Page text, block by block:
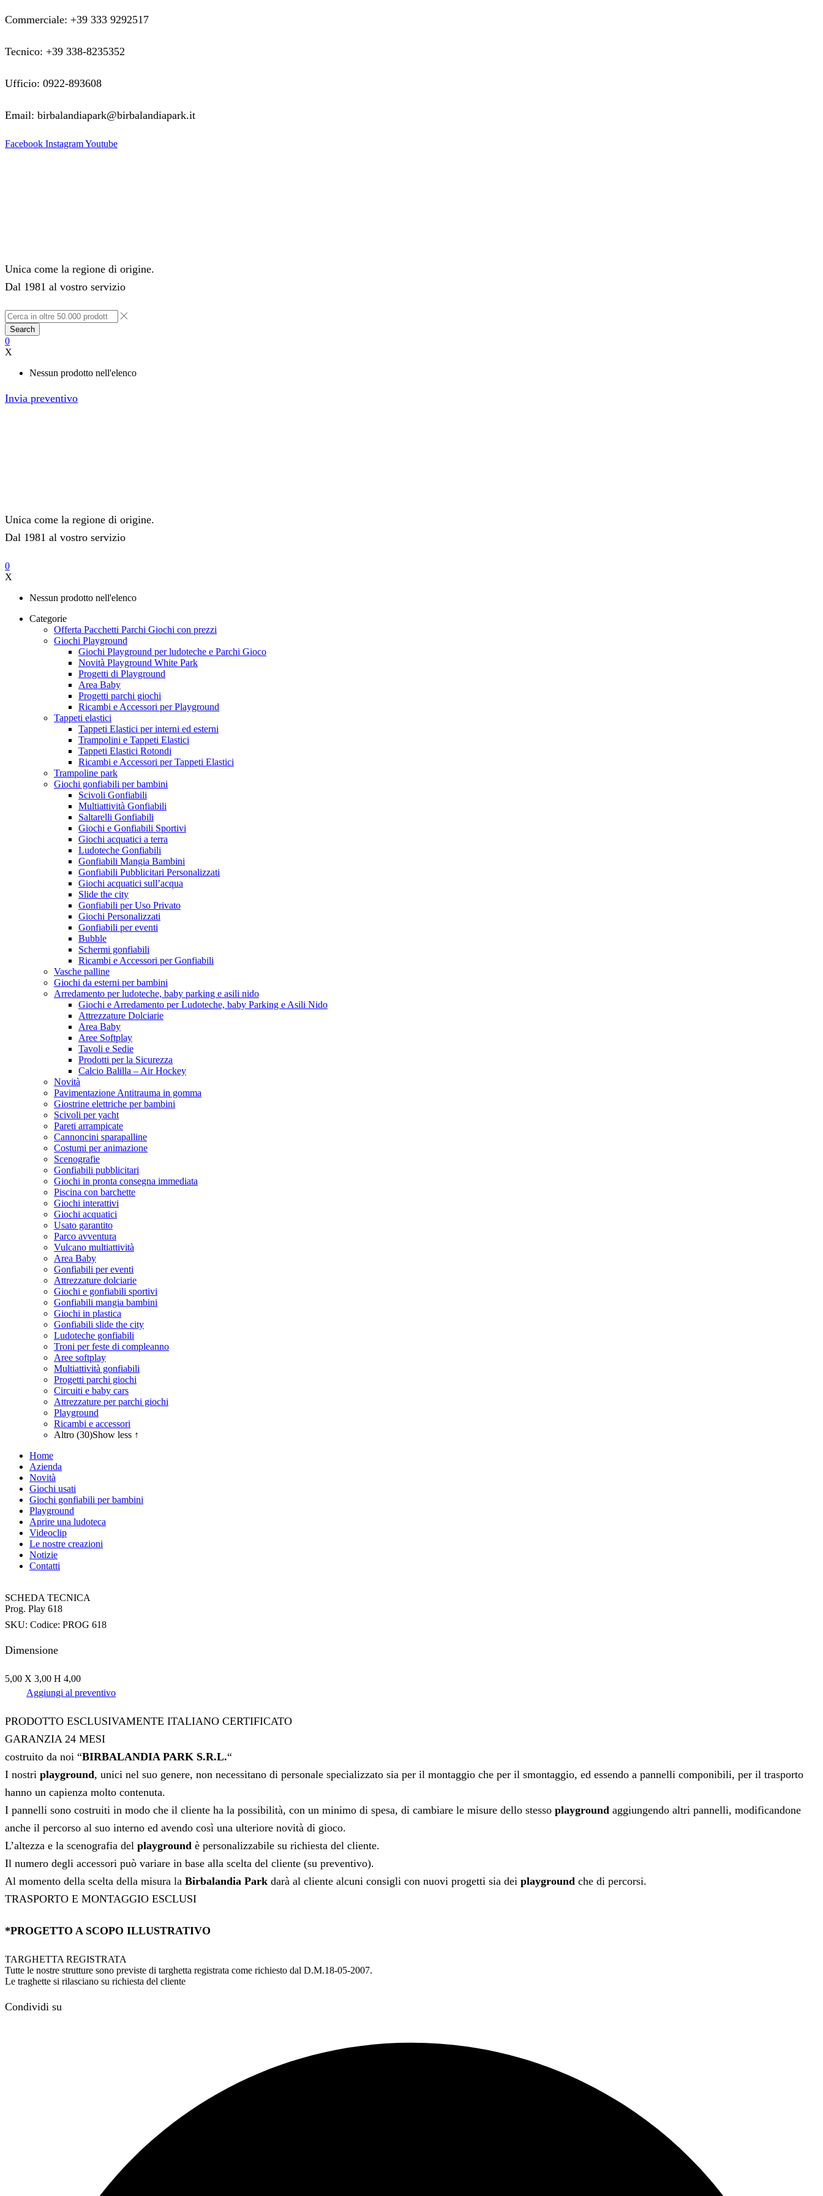
Commerciale: +39 333 9292517
Tecnico: +39 338-8235352
Ufficio: 0922-893608
Email: birbalandiapark@birbalandiapark.it
Facebook InstagramYoutube
Unica come la regione di origine.
Dal 1981 al vostro servizio
Search
0
X
Nessun prodotto nell'elenco
Invia preventivo
Unica come la regione di origine.
Dal 1981 al vostro servizio
0
X
Nessun prodotto nell'elenco
Categorie
Offerta Pacchetti Parchi Giochi con prezzi
Giochi Playground
Giochi Playground per ludoteche e Parchi Gioco
Novità Playground White Park
Progetti di Playground
Area Baby
Progetti parchi giochi
Ricambi e Accessori per Playground
Tappeti elastici
Tappeti Elastici per interni ed esterni
Trampolini e Tappeti Elastici
Tappeti Elastici Rotondi
Ricambi e Accessori per Tappeti Elastici
Trampoline park
Giochi gonfiabili per bambini
Scivoli Gonfiabili
Multiattività Gonfiabili
Saltarelli Gonfiabili
Giochi e Gonfiabili Sportivi
Giochi acquatici a terra
Ludoteche Gonfiabili
Gonfiabili Mangia Bambini
Gonfiabili Pubblicitari Personalizzati
Giochi acquatici sull’acqua
Slide the city
Gonfiabili per Uso Privato
Giochi Personalizzati
Gonfiabili per eventi
Bubble
Schermi gonfiabili
Ricambi e Accessori per Gonfiabili
Vasche palline
Giochi da esterni per bambini
Arredamento per ludoteche, baby parking e asili nido
Giochi e Arredamento per Ludoteche, baby Parking e Asili Nido
Attrezzature Dolciarie
Area Baby
Aree Softplay
Tavoli e Sedie
Prodotti per la Sicurezza
Calcio Balilla – Air Hockey
Novità
Pavimentazione Antitrauma in gomma
Giostrine elettriche per bambini
Scivoli per yacht
Pareti arrampicate
Cannoncini sparapalline
Costumi per animazione
Scenografie
Gonfiabili pubblicitari
Giochi in pronta consegna immediata
Piscina con barchette
Giochi interattivi
Giochi acquatici
Usato garantito
Parco avventura
Vulcano multiattività
Area Baby
Gonfiabili per eventi
Attrezzature dolciarie
Giochi e gonfiabili sportivi
Gonfiabili mangia bambini
Giochi in plastica
Gonfiabili slide the city
Ludoteche gonfiabili
Troni per feste di compleanno
Aree softplay
Multiattività gonfiabili
Progetti parchi giochi
Circuiti e baby cars
Attrezzature per parchi giochi
Playground
Ricambi e accessori
Altro (30)Show less ↑
Home
Azienda
Novità
Giochi usati
Giochi gonfiabili per bambini
Playground
Aprire una ludoteca
Videoclip
Le nostre creazioni
Notizie
Contatti
SCHEDA TECNICA
Prog. Play 618
SKU: Codice: PROG 618
Dimensione
5,00 X 3,00 H 4,00
Aggiungi al preventivo
PRODOTTO ESCLUSIVAMENTE ITALIANO CERTIFICATO
GARANZIA 24 MESI
costruito da noi “BIRBALANDIA PARK S.R.L.“
I nostri playground, unici nel suo genere, non necessitano di personale specializzato sia per il montaggio che per il smontaggio, ed essendo a pannelli componibili, per il trasporto
hanno un capienza molto contenuta.
I pannelli sono costruiti in modo che il cliente ha la possibilità, con un minimo di spesa, di cambiare le misure dello stesso playground aggiungendo altri pannelli, modificandone
anche il percorso al suo interno ed avendo così una ulteriore novità di gioco.
L’altezza e la scenografia del playground è personalizzabile su richiesta del cliente.
Il numero degli accessori può variare in base alla scelta del cliente (su preventivo).
Al momento della scelta della misura la Birbalandia Park darà al cliente alcuni consigli con nuovi progetti sia dei playground che di percorsi.
TRASPORTO E MONTAGGIO ESCLUSI
*PROGETTO A SCOPO ILLUSTRATIVO
TARGHETTA REGISTRATA
Tutte le nostre strutture sono previste di targhetta registrata come richiesto dal D.M.18-05-2007.
Le traghette si rilasciano su richiesta del cliente
Condividi su